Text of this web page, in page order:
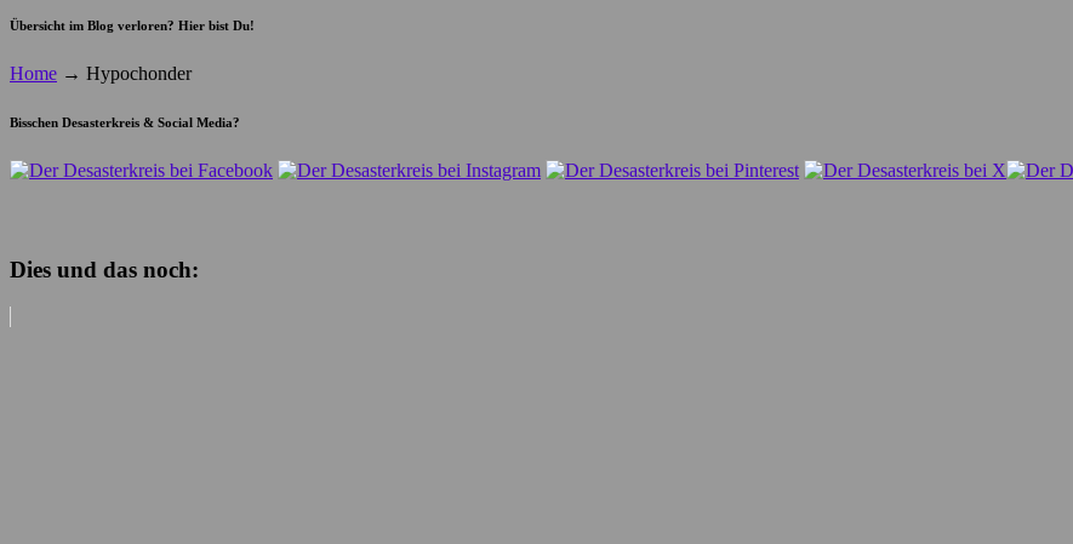
Übersicht im Blog verloren? Hier bist Du!
Home → Hypochonder
Bisschen Desasterkreis & Social Media?
Dies und das noch: